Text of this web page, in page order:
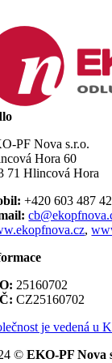
PF Nova s.r.o.
Hora 60
71 Hlincová Hora
+420 603 487
,
25160702
CZ25160702
je vedená u
©EKO-PF Nova